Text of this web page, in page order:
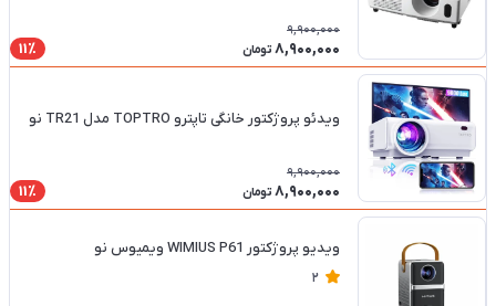
9,900,000
8,900,000 تومان 11٪
ویدئو پروژکتور خانگی تاپترو TOPTRO مدل TR21 نو
9,900,000
8,900,000 تومان 11٪
ویدیو پروژکتور WIMIUS P61 ویمیوس نو
2